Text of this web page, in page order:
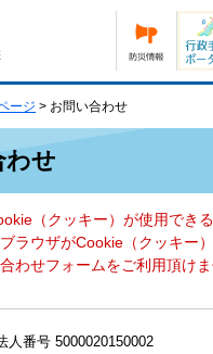
ージ > お問い合わせ
わせ
（クッキー）が使用でき
ラウザがCookie（クッキー
わせフォームをご利用頂けま
人番号 5000020150002